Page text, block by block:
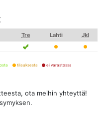
Tre Lahti Jkl
tilauksesta ei varastossa
ota meihin yhteyttä!